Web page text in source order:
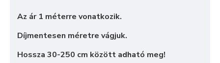
Az ár 1 méterre vonatkozik.
Díjmentesen méretre vágjuk.
Hossza 30-250 cm között adható meg!